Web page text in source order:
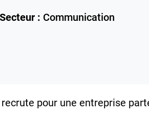
Secteur : Communication
pour une entreprise